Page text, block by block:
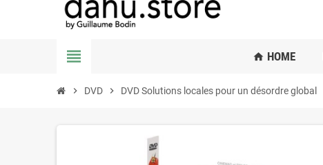
view_headline home HOME
chevron_right DVD chevron_right DVD Solutions locales pour un désordre global